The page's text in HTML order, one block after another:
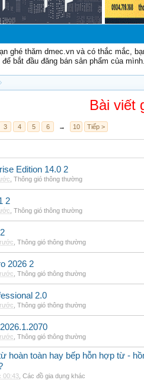
ghé thăm dmec.vn và có thắc mắc,
để bắt đầu đăng bán sản phẩm của mình.
Bài viết
3 4 5 6 → 10 Tiếp >
Edition 14.0 2
Thông gió thông thường
2
Thông gió thông thường
Thông gió thông thường
2026 2
Thông gió thông thường
2.0
Thông gió thông thường
Thông gió thông thường
hoàn toàn hay bếp hỗn hợp từ -
00:43 Các đồ gia dụng khác